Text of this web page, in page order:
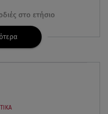
στο ετήσιο
ευρώ